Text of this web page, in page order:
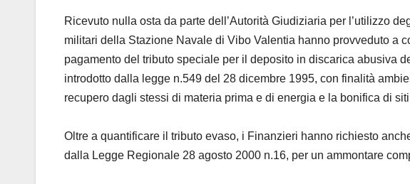
Ricevuto nulla osta da parte dell’Autorità Giudiziaria per l’utilizzo
militari della Stazione Navale di Vibo Valentia hanno provveduto a
pagamento del tributo speciale per il deposito in discarica abusiva
introdotto dalla legge n.549 del 28 dicembre 1995, con finalità
recupero dagli stessi di materia prima e di energia e la bonifica di
Oltre a quantificare il tributo evaso, i Finanzieri hanno richiesto
dalla Legge Regionale 28 agosto 2000 n.16, per un ammontare